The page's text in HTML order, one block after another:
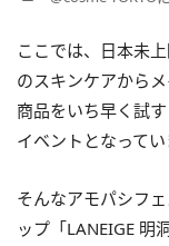
ここでは、日本未
のスキンケアから
商品をいち早く試
イベントとなってい
そんなアモパシフ
ップ「LANEIGE 明